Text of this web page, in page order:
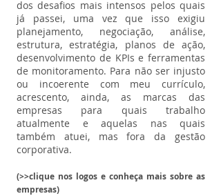
dos desafios mais intensos pelos quais
já passei, uma vez que isso exigiu
planejamento, negociação, análise,
estrutura, estratégia, planos de ação,
desenvolvimento de KPIs e ferramentas
de monitoramento. Para não ser injusto
ou incoerente com meu currículo,
acrescento, ainda, as marcas das
empresas para quais trabalho
atualmente e aquelas nas quais
também atuei, mas fora da gestão
corporativa.
(>>clique nos logos e conheça mais sobre as
empresas)